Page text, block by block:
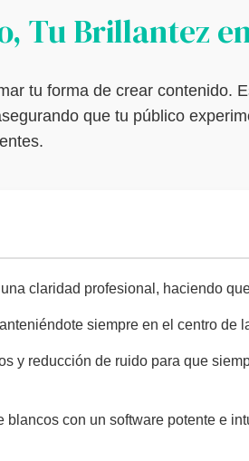
Tu Brillantez
tu forma de crear contenido.
que tu público
claridad profesional, haciendo
siempre en el centro de
y reducción de ruido para que
con un software potente e